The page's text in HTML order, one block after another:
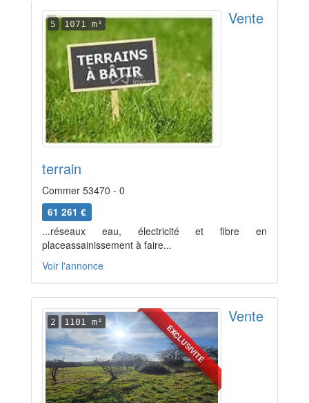
5 1071 m² Vente
terrain
Commer 53470 - 0
61 261 €
...réseaux eau, électricité et fibre en
placeassainissement à faire...
Voir l'annonce
EXCLUSIVITÉ
2 1101 m² Vente